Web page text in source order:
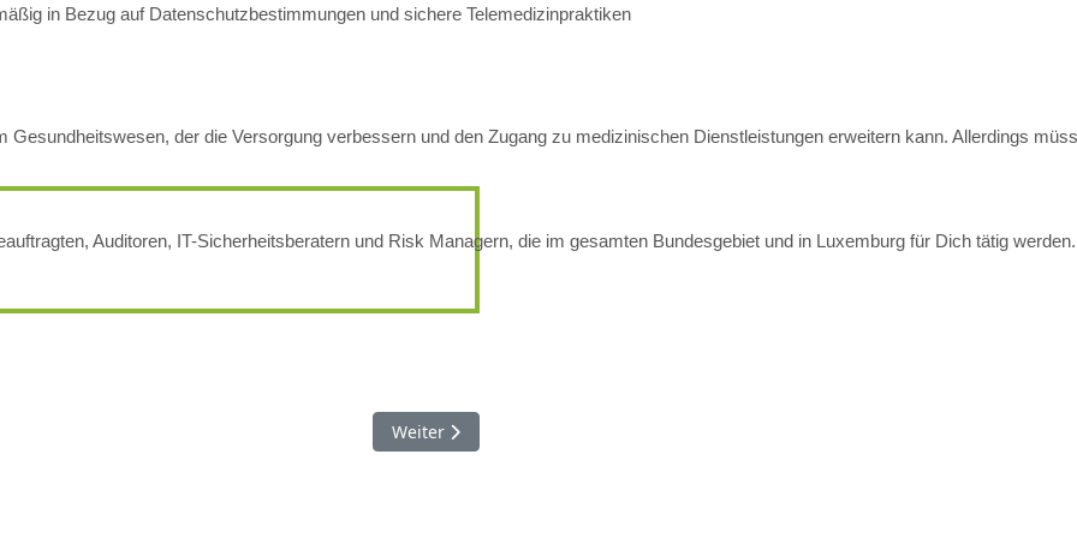
in Bezug auf Datenschutzbestimmungen und sichere Telemedizinpraktiken
Gesundheitswesen, der die Versorgung verbessern und den Zugang zu medizinischen Dienstleistungen erweitern kann. Allerdings
Auditoren, IT-Sicherheitsberatern und Risk Managern, die im gesamten Bundesgebiet und in Luxemburg für Dich tätig
Nächster Beitrag: Checkliste: Was gilt für den Datenschutz bei Bewerbungen?
Weiter